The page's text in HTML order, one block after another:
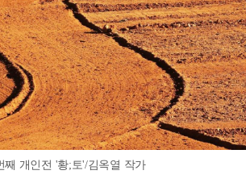
째 개인전 '황;토'/김옥열 작가